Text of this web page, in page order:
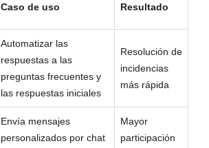
Caso de uso Resultado
Automatizar las
respuestas a las
preguntas frecuentes y
las respuestas iniciales
Resolución de
incidencias
más rápida
Envía mensajes
personalizados por chat
Mayor
participación